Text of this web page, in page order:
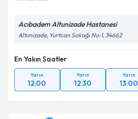
Acıbadem Altunizade Hastanesi
Altunizade, Yurtcan Sokağı No:1, 34662
En Yakın Saatler
Yarın
12:00
Yarın
12:30
Yarın
13:00